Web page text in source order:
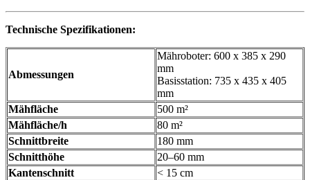
Technische Spezifikationen:
Abmessungen
Mähroboter: 600 x 385 x 290
mm
Basisstation: 735 x 435 x 405
mm
Mähfläche
500 m²
Mähfläche/h
80 m²
Schnittbreite
180 mm
Schnitthöhe
20–60 mm
Kantenschnitt
< 15 cm